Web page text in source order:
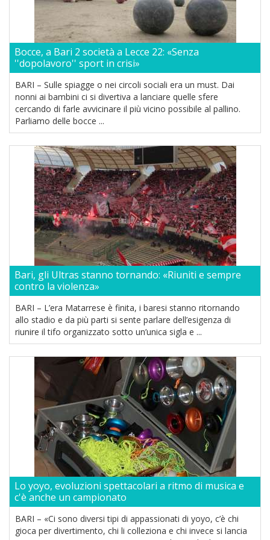
Bocce, a Bari 2 società a Lecce 22: «Senza
''dopolavoro'' sport in crisi»
BARI – Sulle spiagge o nei circoli sociali era un must. Dai
nonni ai bambini ci si divertiva a lanciare quelle sfere
cercando di farle avvicinare il più vicino possibile al pallino.
Parliamo delle bocce ...
Bari, gli Ultras stanno tornando: «Riuniti e sempre
contro la violenza»
BARI – L’era Matarrese è finita, i baresi stanno ritornando
allo stadio e da più parti si sente parlare dell’esigenza di
riunire il tifo organizzato sotto un’unica sigla e ...
Lo yoyo, evoluzioni spettacolari a ritmo di musica e
c'è anche un campionato
BARI – «Ci sono diversi tipi di appassionati di yoyo, c’è chi
gioca per divertimento, chi li colleziona e chi invece si lancia